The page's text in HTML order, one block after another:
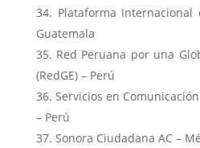
Plataforma
Guatemala
Red Peruana por una
(RedGE) – Perú
Servicios en
– Perú
Sonora Ciudadana AC –